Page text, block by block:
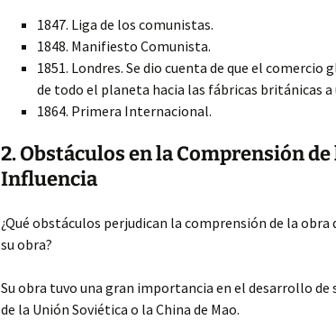
1847. Liga de los comunistas.
1848. Manifiesto Comunista.
1851. Londres. Se dio cuenta de que el
de todo el planeta hacia las fábricas británicas
1864. Primera Internacional.
2. Obstáculos en la Comprensión de
Influencia
¿Qué obstáculos perjudican la comprensión de la obra
su obra?
Su obra tuvo una gran importancia en el desarrollo de
de la Unión Soviética o la China de Mao.